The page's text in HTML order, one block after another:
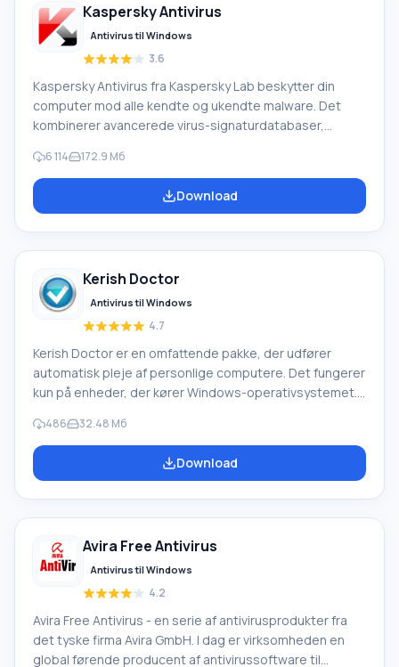
Kaspersky Antivirus
Antivirus til Windows
3.6
Kaspersky Antivirus fra Kaspersky Lab beskytter din
computer mod alle kendte og ukendte malware. Det
kombinerer avancerede virus-signaturdatabaser,
Network-skyen. Ud over sin antivirus tilbyder Kaspersky
Lab det gratis værktøj Kaspersky Virus Removal Tool.
Hovedbetingelsen for antivirusprogrammets ydeevne
6 114 172.9 Mб
Download
Kerish Doctor
Antivirus til Windows
4.7
Kerish Doctor er en omfattende pakke, der udfører
automatisk pleje af personlige computere. Det fungerer
kun på enheder, der kører Windows-operativsystemet.
systemdrift, rette fejl og håndtere nedbrud. Ved at
installere denne applikation kan du for evigt glemme alt
om det digitale 'affald', der konstant samler sig på din
486 32.48 Мб
Download
Avira Free Antivirus
Antivirus til Windows
4.2
Avira Free Antivirus - en serie af antivirusprodukter fra
det tyske firma Avira GmbH. I dag er virksomheden en
global førende producent af antivirussoftware til